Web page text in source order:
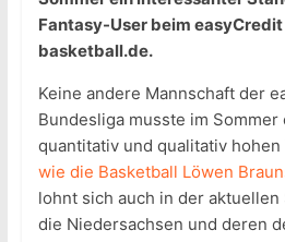
Fantasy-User beim
basketball.de.
Keine andere Mannschaft der
Bundesliga musste im
quantitativ und qualitativ
wie die Basketball Löwen
lohnt sich auch in der aktuellen
die Niedersachsen und deren